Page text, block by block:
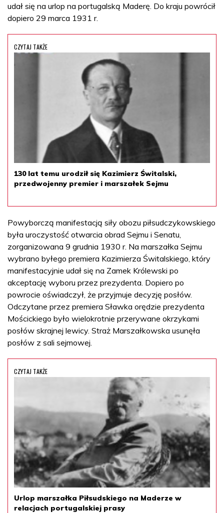
udał się na urlop na portugalską Maderę. Do kraju powrócił
dopiero 29 marca 1931 r.
CZYTAJ TAKŻE
130 lat temu urodził się Kazimierz Świtalski,
przedwojenny premier i marszałek Sejmu
Powyborczą manifestacją siły obozu piłsudczykowskiego
była uroczystość otwarcia obrad Sejmu i Senatu,
zorganizowana 9 grudnia 1930 r. Na marszałka Sejmu
wybrano byłego premiera Kazimierza Świtalskiego, który
manifestacyjnie udał się na Zamek Królewski po
akceptację wyboru przez prezydenta. Dopiero po
powrocie oświadczył, że przyjmuje decyzję posłów.
Odczytane przez premiera Sławka orędzie prezydenta
Mościckiego było wielokrotnie przerywane okrzykami
posłów skrajnej lewicy. Straż Marszałkowska usunęła
posłów z sali sejmowej.
CZYTAJ TAKŻE
Urlop marszałka Piłsudskiego na Maderze w
relacjach portugalskiej prasy